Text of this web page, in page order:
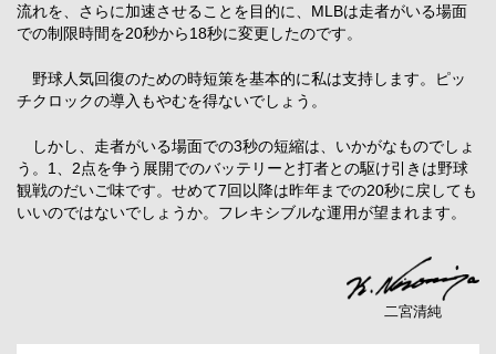
流れを、さらに加速させることを目的に、MLBは走者がいる場面
での制限時間を20秒から18秒に変更したのです。
野球人気回復のための時短策を基本的に私は支持します。ピッ
チクロックの導入もやむを得ないでしょう。
しかし、走者がいる場面での3秒の短縮は、いかがなものでしょ
う。1、2点を争う展開でのバッテリーと打者との駆け引きは野球
観戦のだいご味です。せめて7回以降は昨年までの20秒に戻しても
いいのではないでしょうか。フレキシブルな運用が望まれます。
二宮清純